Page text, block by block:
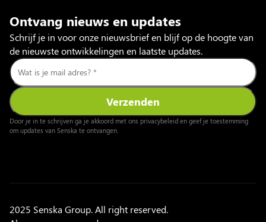
Ontvang nieuws en updates
Schrijf je in voor onze nieuwsbrief en blijf op de hoogte van
de nieuwste ontwikkelingen en laatste updates.
Door je in te schrijven ga je akkoord met ons privacybeleid en geef je toestemming
om updates van Senska te ontvangen.
2025 Senska Group. All right reserved.